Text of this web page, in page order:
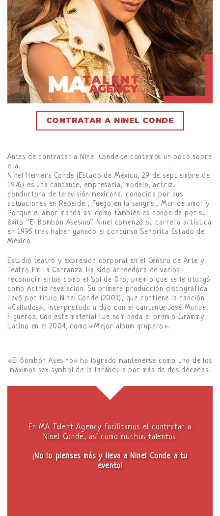
CONTRATAR A NINEL CONDE
Antes de contratar a Ninel Conde te contamos un poco sobre
ella.
Ninel Herrera Conde (Estado de México, 29 de septiembre de
1976) es una cantante, empresaria, modelo, actriz,
conductora de televisión mexicana, conocida por sus
actuaciones en Rebelde , Fuego en la sangre , Mar de amor y
Porque el amor manda así como también es conocida por su
éxito “El Bombón Asesino” Ninel comenzó su carrera artística
en 1995 tras haber ganado el concurso Señorita Estado de
México.
Estudió teatro y expresión corporal en el Centro de Arte y
Teatro Emilia Carranza. Ha sido acreedora de varios
reconocimientos como el Sol de Oro, premio que se le otorgó
como Actriz revelación. Su primera producción discográfica
llevó por título Ninel Conde (2003), que contiene la canción
«Callados», interpretada a dúo con el cantante José Manuel
Figueroa. Con este material fue nominada al premio Grammy
Latino en el 2004, como «Mejor álbum grupero».
«El Bombón Asesino» ha logrado mantenerse como uno de los
máximos sex symbol de la farándula por más de dos décadas.
En MA Talent Agency facilitamos el contratar a
Ninel Conde, así como muchos talentos.
¡No lo pienses más y lleva a Ninel Conde a tu
evento!